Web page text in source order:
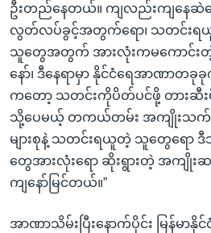
ဦးတည်နေတယ်။ ကျလည်းကျနေဆဲပ
လွတ်လပ်ခွင့်အတွက်ရော၊ သတင်းရယူ
သူတွေအတွက် အားလုံးကမကောင်း
နော်၊ ဒီနေရာမှာ နိုင်ငံရေအာဏာတ
ကတော့ သတင်းကိုပိတ်ပင်ဖို့ တား
သို့ပေမယ့် တကယ်တမ်း အကျိုးသ
များစုနဲ့ သတင်းရယူတဲ့ သူတွေရော
တွေအားလုံးရော ဆိုးရွားတဲ့ အကျို
ကျနော်မြင်တယ်။”
အာဏာသိမ်းပြီးနောက်ပိုင်း မြန်မာနို